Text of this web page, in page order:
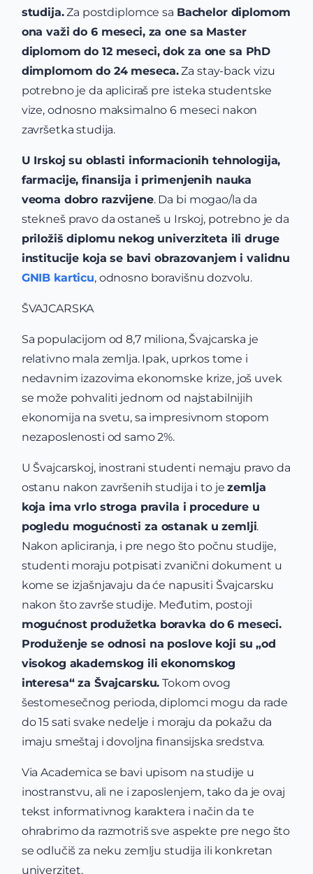
studija.Za postdiplomce sa Bachelor diplomom
ona važi do 6 meseci, za one sa Master
diplomom do 12 meseci, dok za one sa PhD
dimplomom do 24 meseca.Za stay-back vizu
potrebno je da apliciraš pre isteka studentske
vize, odnosno maksimalno 6 meseci nakon
završetka studija.
U Irskoj su oblasti informacionih tehnologija,
farmacije, finansija i primenjenih nauka
veoma dobro razvijene. Da bi mogao/la da
stekneš pravo da ostaneš u Irskoj, potrebno je da
priložiš diplomu nekog univerziteta ili druge
institucije koja se bavi obrazovanjem i validnu
GNIB karticu, odnosno boravišnu dozvolu.
ŠVAJCARSKA
Sa populacijom od 8,7 miliona, Švajcarska je
relativno mala zemlja. Ipak, uprkos tome i
nedavnim izazovima ekonomske krize, još uvek
se može pohvaliti jednom od najstabilnijih
ekonomija na svetu, sa impresivnom stopom
nezaposlenosti od samo 2%.
U Švajcarskoj, inostrani studenti nemaju pravo da
ostanu nakon završenih studija i to jezemlja
koja ima vrlo stroga pravila i procedure u
pogledu mogućnosti za ostanak u zemlji.
Nakon apliciranja, i pre nego što počnu studije,
studenti moraju potpisati zvanični dokument u
kome se izjašnjavaju da će napusiti Švajcarsku
nakon što završe studije. Međutim, postoji
mogućnost produžetka boravka do 6 meseci.
Produženje se odnosi na poslove koji su „od
visokog akademskog ili ekonomskog
interesa“ za Švajcarsku. Tokom ovog
šestomesečnog perioda, diplomci mogu da rade
do 15 sati svake nedelje i moraju da pokažu da
imaju smeštaj i dovoljna finansijska sredstva.
Via Academica se bavi upisom na studije u
inostranstvu, ali ne i zaposlenjem, tako da je ovaj
tekst informativnog karaktera i način da te
ohrabrimo da razmotriš sve aspekte pre nego što
se odlučiš za neku zemlju studija ili konkretan
univerzitet.